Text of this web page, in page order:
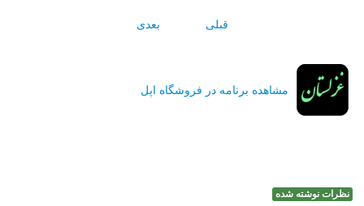
قبلی بعدی
مشاهده برنامه در فروشگاه اپل
نظرات نوشته شده